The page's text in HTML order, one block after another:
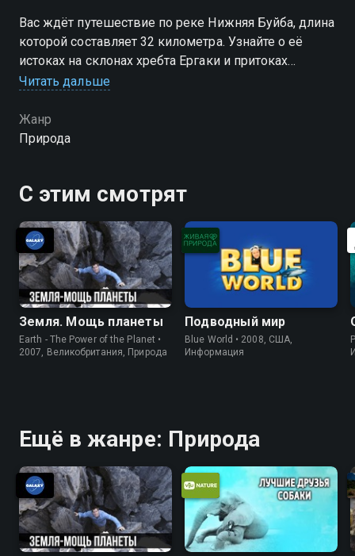
Вас ждёт путешествие по реке Нижняя Буйба, длина
которой составляет 32 километра. Узнайте о её
истоках на склонах хребта Ергаки и притоках
Буйба вы можете совершенно бесплатно в
хорошем HD качестве на Смотрёшке
Читать дальше
Жанр
Природа
С этим смотрят
Земля. Мощь планеты
Earth - The Power of the Planet •
2007, Великобритания, Природа
Подводный мир
Blue World • 2008, США,
Информация
Ещё в жанре: Природа